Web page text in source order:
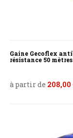
Gaine Gecoflex
résistance 50
à partir de 208,00